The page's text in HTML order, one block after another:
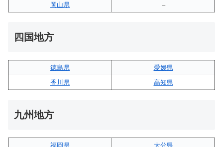
岡山県
–
四国地方
徳島県
愛媛県
香川県
高知県
九州地方
福岡県 大分県